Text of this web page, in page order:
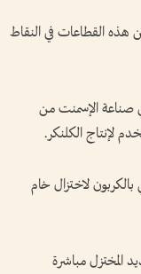
هذه القطاعات في النقاط
صناعة الإسمنت من
لإنتاج الكلنكر.
لاختزال خام
المختزل مباشرة